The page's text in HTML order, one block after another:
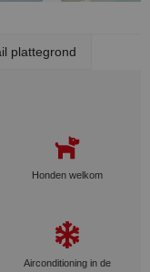
plattegrond
Honden welkom
Airconditioning in de